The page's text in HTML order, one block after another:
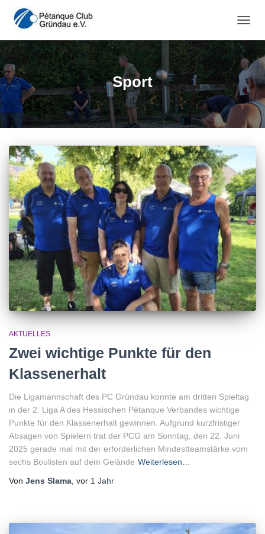
Sport
AKTUELLES
Zwei wichtige Punkte für den
Klassenerhalt
Die Ligamannschaft des PC Gründau konnte am dritten Spieltag
in der 2. Liga A des Hessischen Pétanque Verbandes wichtige
Punkte für den Klassenerhalt gewinnen. Aufgrund kurzfristiger
Absagen von Spielern trat der PCG am Sonntag, den 22. Juni
2025 gerade mal mit der erforderlichen Mindestteamstärke vom
sechs Boulisten auf dem Gelände Weiterlesen…
Von Jens Slama , vor 1 Jahr